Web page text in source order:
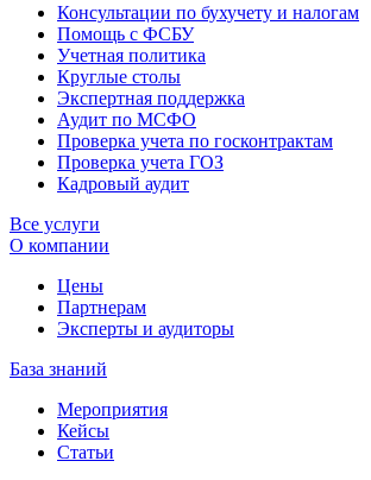
Консультации по бухучету и налогам
Помощь с ФСБУ
Учетная политика
Круглые столы
Экспертная поддержка
Аудит по МСФО
Проверка учета по госконтрактам
Проверка учета ГОЗ
Кадровый аудит
Все услуги
О компании
Цены
Партнерам
Эксперты и аудиторы
База знаний
Мероприятия
Кейсы
Статьи